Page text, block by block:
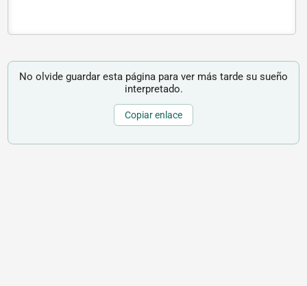
No olvide guardar esta página para ver más tarde su sueño
interpretado.
Copiar enlace